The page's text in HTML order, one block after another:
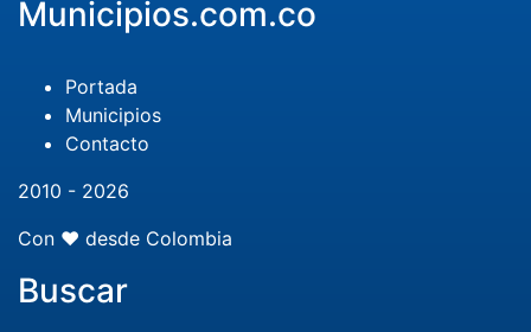
Municipios.com.co
Portada
Municipios
Contacto
2010 - 2026
Con ❤️ desde Colombia
Buscar